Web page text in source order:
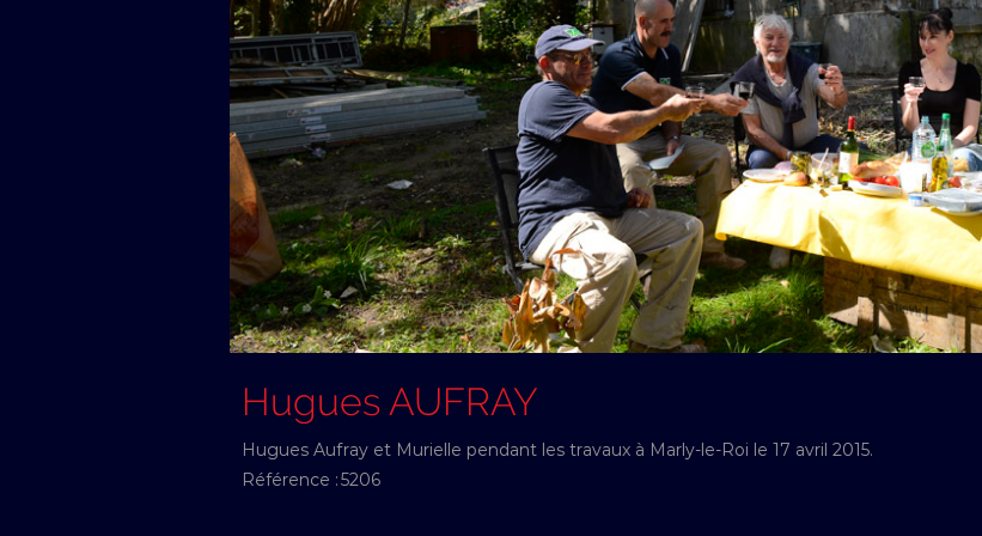
Hugues AUFRAY
Hugues Aufray et Murielle pendant les travaux à Marly-le-Roi le 17 avril 2015.
Référence :5206